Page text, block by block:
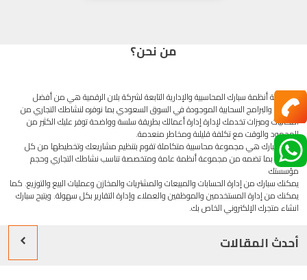
من نحن؟
مجموعة أنظمة سبارك المحاسبية والإدارية التابعة لشركة بلان الرقمية هي من أفضل
الأنظمة والبرامج السحابية الموجودة في السوق السعودي بما نوفره لنشاطك التجاري من
امكانيات وميزات تخدمك لإدارة إدارة أعمالك بطريقة سلسة وواضحة توفر عليك الكثير من
المجهود والوقت مع تكلفة قليلىة ومخاطر منعدمة.
برامج سبارك هي مجموعة محاسبية متكاملة تقوم بتنظيم مشاريعك وتخطيطها من كل
الجوانب بما تضمه من مجموعة أنظمة عامة ومتخصصة تناسب نشاطك التجاري وحجم
مؤسستك
يمكنك سبارك من إدارة الحسابات والمبيعات والمشتريات والمخازن وعمليات البيع والتوزيع. كما
يمكنك من إدارة المستخدمين والموظفين والعملاء وإدارة التقارير بكل سهولة. ويتيح سبارك
انشاء متجرك الإلكتروني الخاص بك.
أحدث المقالات